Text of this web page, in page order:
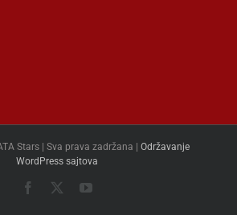
Stars | Sva prava zadržana | Održavanje
WordPress sajtova
Facebook YouTube